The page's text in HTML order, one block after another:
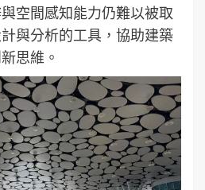
空間感知能力仍難以被取
與分析的工具，協助建築
思維。